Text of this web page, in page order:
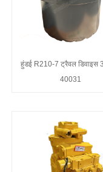
हुंडई R210-7 ट्रैवल डिवाइस
40031